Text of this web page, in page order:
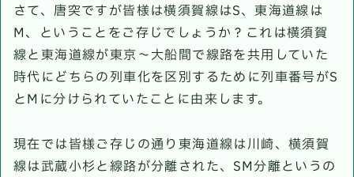
さて、唐突ですが皆様は横須賀線はS、東海道線は
M、ということをご存じでしょうか？これは横須賀
線と東海道線が東京～大船間で線路を共用していた
時代にどちらの列車化を区別するために列車番号がS
とMに分けられていたことに由来します。
現在では皆様ご存じの通り東海道線は川崎、横須賀
線は武蔵小杉と線路が分離された、SM分離というの